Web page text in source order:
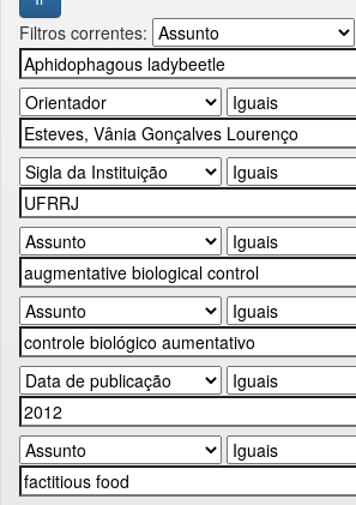
Filtros correntes: